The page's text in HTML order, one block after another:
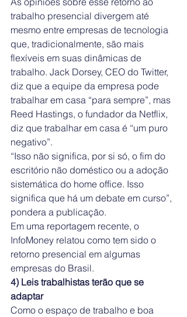
trabalho presencial divergem até
mesmo entre empresas de tecnologia
que, tradicionalmente, são mais
flexíveis em suas dinâmicas de
trabalho. Jack Dorsey, CEO do Twitter,
diz que a equipe da empresa pode
trabalhar em casa “para sempre”, mas
Reed Hastings, o fundador da Netflix,
diz que trabalhar em casa é “um puro
negativo”.
“Isso não significa, por si só, o fim do
escritório não doméstico ou a adoção
sistemática do home office. Isso
significa que há um debate em curso”,
pondera a publicação.
Em uma reportagem recente, o
InfoMoney relatou como tem sido o
retorno presencial em algumas
empresas do Brasil.
4) Leis trabalhistas terão que se
adaptar
Como o espaço de trabalho e boa